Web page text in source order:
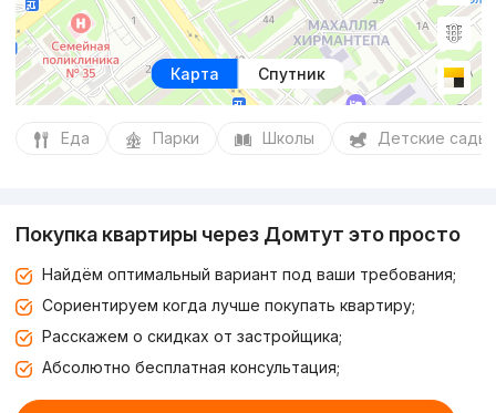
Карта Спутник
Еда Парки Школы Детские сады
Покупка квартиры через Домтут это просто
Найдём оптимальный вариант под ваши требования;
Сориентируем когда лучше покупать квартиру;
Расскажем о скидках от застройщика;
Абсолютно бесплатная консультация;